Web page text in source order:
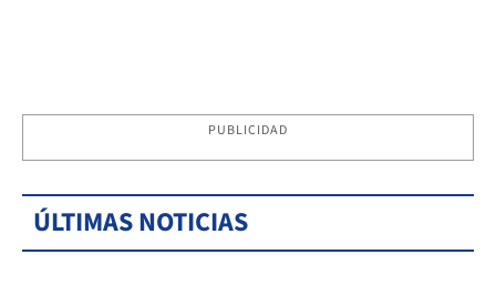
PUBLICIDAD
ÚLTIMAS NOTICIAS